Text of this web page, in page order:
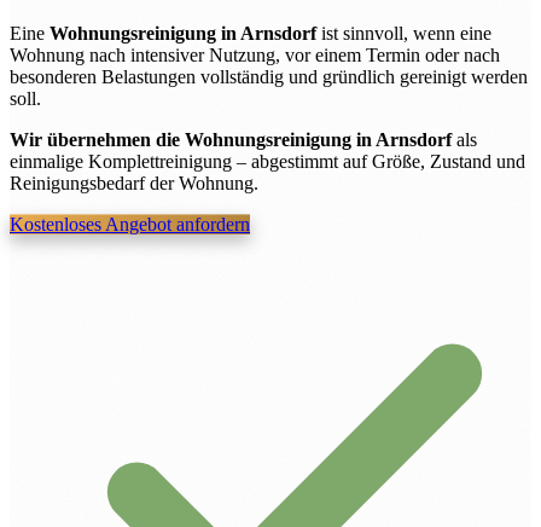
Eine Wohnungsreinigung in Arnsdorfist sinnvoll, wenn eine
Wohnung nach intensiver Nutzung, vor einem Termin oder nach
besonderen Belastungen vollständig und gründlich gereinigt werden
soll.
Wir übernehmen die Wohnungsreinigung in Arnsdorfals
einmalige Komplettreinigung – abgestimmt auf Größe, Zustand und
Reinigungsbedarf der Wohnung.
Kostenloses Angebot anfordern